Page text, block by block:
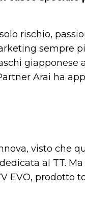
rischio,
sempre
giapponese
Arai ha
visto che
al TT.
EVO, prodotto